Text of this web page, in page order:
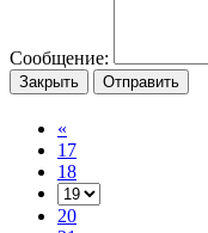
Сообщение:
Закрыть Отправить
«
17
18
20